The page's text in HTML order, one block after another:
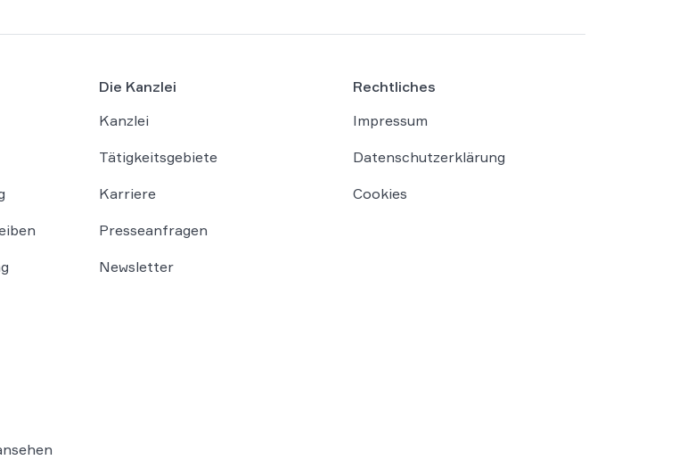
Die Kanzlei
Kanzlei
Tätigkeitsgebiete
Karriere
Presseanfragen
Newsletter
Rechtliches
Impressum
Datenschutzerklärung
Cookies